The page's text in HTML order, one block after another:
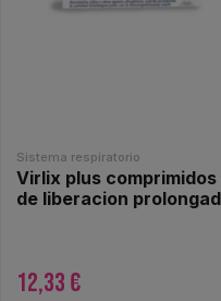
Sistema respiratorio
Virlix plus comprimidos
de liberacion
12,33 €